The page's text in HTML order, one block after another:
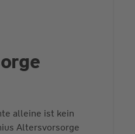
alleine ist kein
Altersvorsorge